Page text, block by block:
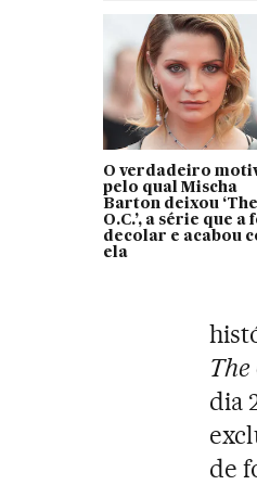
O verdadeiro
pelo qual Mischa
Barton deixou ‘The
O.C.’, a série que a
decolar e acabou
ela
The
dia
de